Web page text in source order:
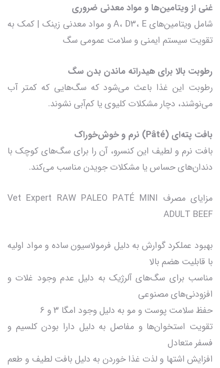
غنی از ویتامین‌ها و مواد معدنی ضروری
شامل ویتامین‌های A، D3، E و مواد معدنی زینک | کمک به
تقویت سیستم ایمنی و سلامت عمومی سگ
رطوبت بالا برای هیدراته ماندن بدن سگ
رطوبت این غذا باعث می‌شود که سگ‌هایی که کمتر آب
می‌نوشند، دچار مشکلات کلیوی یا کم‌آبی نشوند.
بافت پته‌ای (Pâté) نرم و خوش‌خوراک
بافت نرم و لطیف این کنسرو، آن را برای سگ‌های کوچک با
دندان‌های حساس یا مشکلات جویدن مناسب می‌کند.
مزایای مصرف Vet Expert RAW PALEO PATÉ MINI
ADULT BEEF
بهبود عملکرد گوارش به دلیل فرمولاسیون ساده و مواد اولیه
با قابلیت هضم بالا
مناسب برای سگ‌های آلرژیک به دلیل عدم وجود غلات و
افزودنی‌های مصنوعی
حفظ سلامت پوست و مو به دلیل وجود امگا 3 و 6
تقویت استخوان‌ها و مفاصل به دلیل دارا بودن کلسیم و
فسفر متعادل
افزایش اشتها و لذت غذا خوردن به دلیل بافت لطیف و طعم